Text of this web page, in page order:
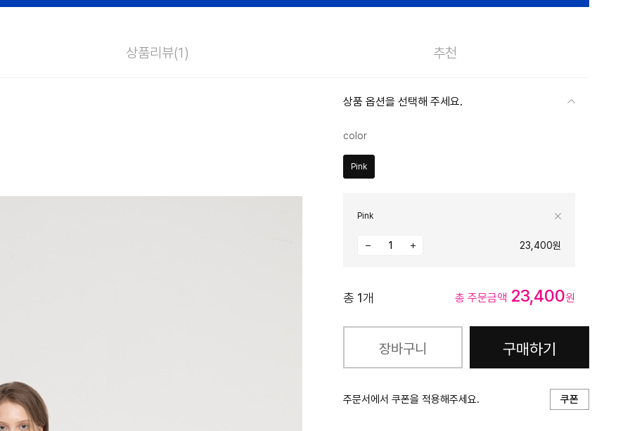
상품리뷰(1) 추천
상품 옵션을 선택해 주세요.
color
Pink
Pink
23,400원
총 1개 총 주문금액 23,400원
장바구니 구매하기
주문서에서 쿠폰을 적용해주세요. 쿠폰